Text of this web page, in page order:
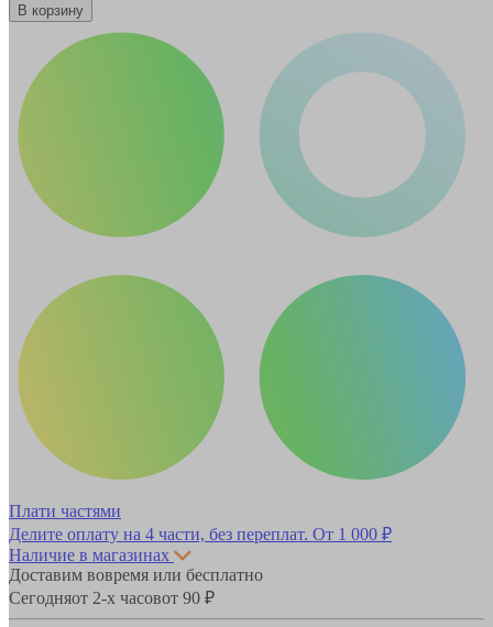
В корзину
Плати частями
Делите оплату на 4 части, без переплат. От 1 000 ₽
Наличие в магазинах
Доставим вовремя или бесплатно
Сегодняот 2-х часовот 90 ₽